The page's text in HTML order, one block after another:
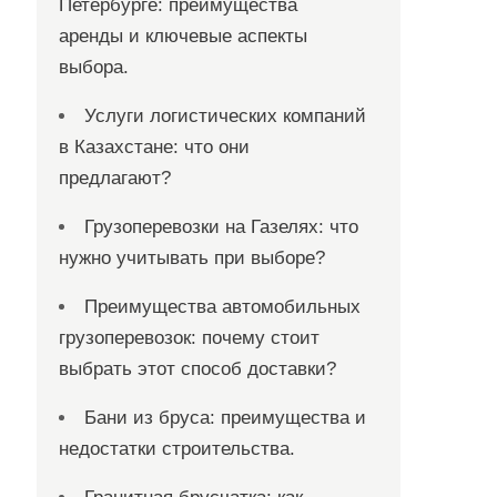
Петербурге: преимущества
аренды и ключевые аспекты
выбора.
Услуги логистических компаний
в Казахстане: что они
предлагают?
Грузоперевозки на Газелях: что
нужно учитывать при выборе?
Преимущества автомобильных
грузоперевозок: почему стоит
выбрать этот способ доставки?
Бани из бруса: преимущества и
недостатки строительства.